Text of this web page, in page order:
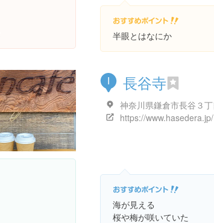
半眼とはなにか
長谷寺
https://www.hasedera.jp/
海が見える
桜や梅が咲いていた